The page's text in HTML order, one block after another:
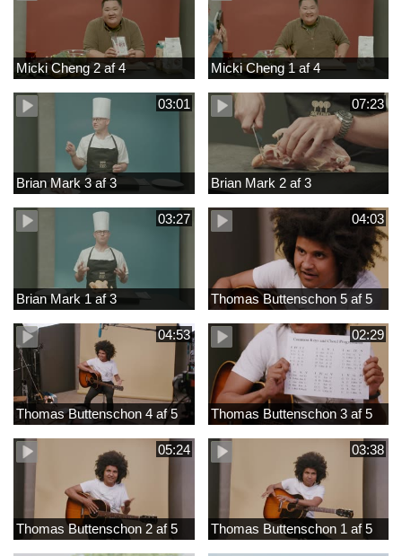
Micki Cheng 2 af 4 Micki Cheng 1 af 4
03:01
Brian Mark 3 af 3
07:23
Brian Mark 2 af 3
03:27
Brian Mark 1 af 3
04:03
Thomas Buttenschon 5 af 5
04:53
Thomas Buttenschon 4 af 5
02:29
Thomas Buttenschon 3 af 5
05:24
Thomas Buttenschon 2 af 5
03:38
Thomas Buttenschon 1 af 5